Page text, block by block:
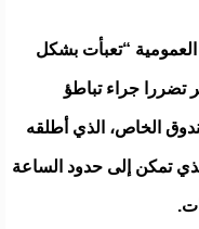
“تعبأت بشكل
تضررا جراء تباطؤ
الخاص، الذي أطلقه
تمكن إلى حدود الساعة